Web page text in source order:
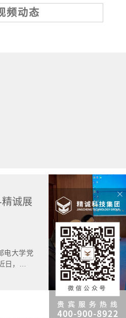
频动态
诚展
电大学党
，西安